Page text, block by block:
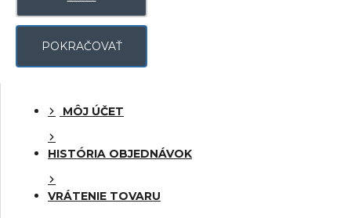
POKRAČOVAŤ
MÔJ ÚČET
HISTÓRIA OBJEDNÁVOK
VRÁTENIE TOVARU